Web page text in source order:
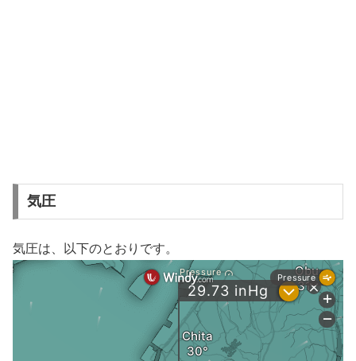
気圧
気圧は、以下のとおりです。